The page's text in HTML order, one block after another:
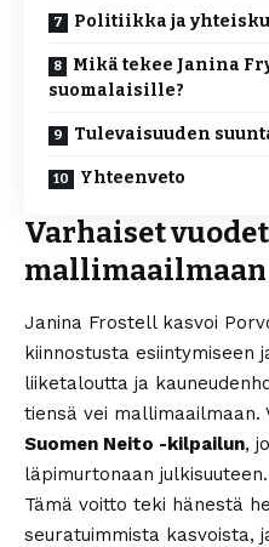
Politiikka ja
Mikä tekee Janina
suomalaisille?
Tulevaisuuden
Yhteenveto
Varhaiset
mallimaailmaan
Janina Frostell kasvoi
kiinnostusta esiintymiseen
liiketaloutta ja
tiensä vei mallimaailmaan.
Suomen Neito -kilpailun,
läpimurtonaan julkisuuteen.
Tämä voitto teki hänestä
seuratuimmista kasvoista,